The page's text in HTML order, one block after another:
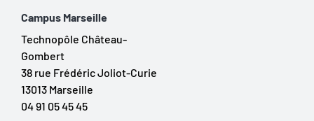
Campus Marseille
Technopôle Château-
Gombert
38 rue Frédéric Joliot-Curie
13013 Marseille
04 91 05 45 45